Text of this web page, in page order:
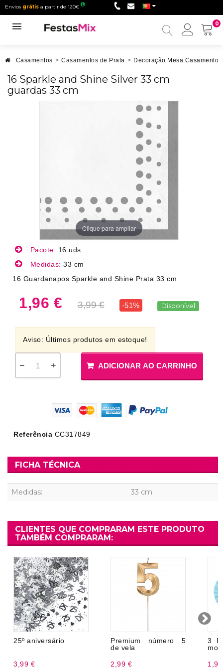
Envios grátis a partir de 120€
0
Minha
Casamentos > Casamentos de Prata > Decoração Mesa
16 Sparkle and Shine Silver 33 cm
guardas 33 cm
Clique para ampliar
Pacote: 16 uds
Medidas: 33 cm
16 Guardanapos Sparkle and Shine Prata 33 cm
1,96 € 3,99 € -51% Disponível
Aviso: Últimos produtos em estoque!
ADICIONAR AO CARRINHO
Referência CC317849
FICHA TÉCNICA
Medidas: 33 cm
CLIENTES QUE COMPRARAM ESTE PRODUTO
TAMBÉM COMPRARAM:
25º aniversário
3,99 €
Premium número 5
de vela
2,99 €
3